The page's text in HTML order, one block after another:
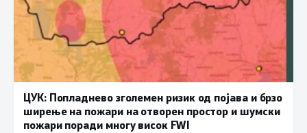
ЦУК: Попладнево зголемен ризик од појава и брзо
ширење на пожари на отворен простор и шумски
пожари поради многу висок FWI